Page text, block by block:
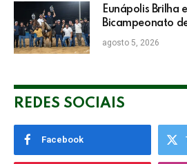
Eunápolis Brilha
Bicampeonato
agosto 5, 2026
REDES SOCIAIS
Facebook